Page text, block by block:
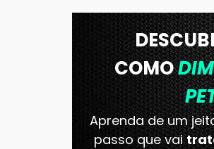
COMO
Aprenda de um
passo que vai